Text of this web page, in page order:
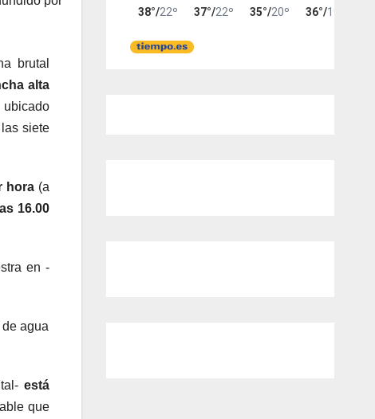
brutal
alta
ubicado
siete
hora(a
16.00
en -
agua
está
que